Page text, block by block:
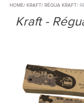
HOME KRAFT RÉGUA KRAFT
Kraft -